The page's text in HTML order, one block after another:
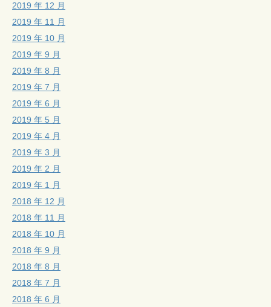
2019 年 12 月
2019 年 11 月
2019 年 10 月
2019 年 9 月
2019 年 8 月
2019 年 7 月
2019 年 6 月
2019 年 5 月
2019 年 4 月
2019 年 3 月
2019 年 2 月
2019 年 1 月
2018 年 12 月
2018 年 11 月
2018 年 10 月
2018 年 9 月
2018 年 8 月
2018 年 7 月
2018 年 6 月